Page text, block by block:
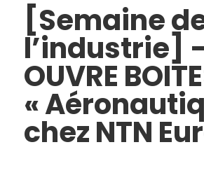
[Semaine
l’industrie]
OUVRE
«
chez NTN